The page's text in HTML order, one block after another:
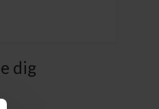
dig